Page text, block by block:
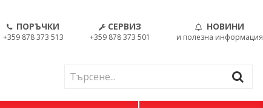
ПОРЪЧКИ
+359 878 373 513
СЕРВИЗ
+359 878 373 501
НОВИНИ
и полезна информация